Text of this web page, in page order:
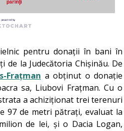
pentru donații în bani în
de la Judecătoria Chișinău. De
Frațman a obținut o donație
sa, Liubovi Frațman. Cu o
a achiziționat trei terenuri
97 de metri pătrați, evaluat la
de lei, și o Dacia Logan,